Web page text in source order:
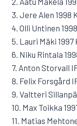
3. Jere Alen 1998
4. Olli Untinen
5. Lauri Mäki 1997
6. Niku Rintala
7. Anton Storvall
8. Felix Forsgård
9. Valtteri
10. Max Toikka
11. Matias